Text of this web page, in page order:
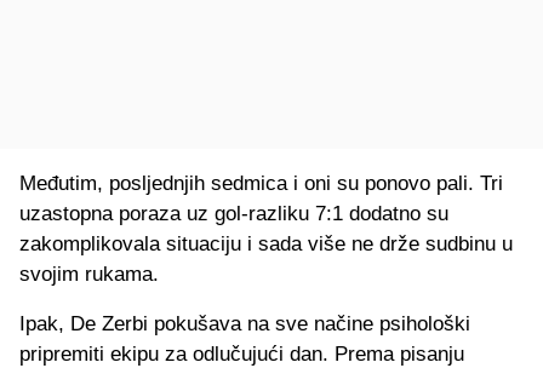
Međutim, posljednjih sedmica i oni su ponovo pali. Tri
uzastopna poraza uz gol-razliku 7:1 dodatno su
zakomplikovala situaciju i sada više ne drže sudbinu u
svojim rukama.
Ipak, De Zerbi pokušava na sve načine psihološki
pripremiti ekipu za odlučujući dan. Prema pisanju